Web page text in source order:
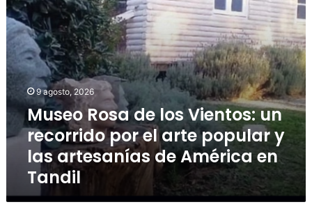
9 agosto, 2026
Museo Rosa de los Vientos: un
recorrido por el arte popular y
las artesanías de América en
Tandil